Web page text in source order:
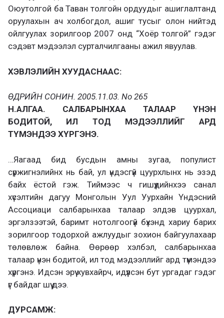
Оюутолгой ба Таван толгойн ордуудыг ашиглалтанд
оруулахын ач холбогдол, ашиг тусыг олон нийтэд
ойлгуулах зорилгоор 2007 онд “Хоёр толгой” гэдэг
сэдэвт мэдээлэл сурталчилгааны ажил явуулав.
ХЭВЛЭЛИЙН ХУУДАСНААС:
ӨДРИЙН СОНИН. 2005.11.03. No 265
Н.АЛГАА. САЛБАРЫНХАА ТАЛААР ҮНЭН
БОДИТОЙ, ИЛ ТОД МЭДЭЭЛЛИЙГ АРД
ТҮМЭНДЭЭ ХҮРГЭНЭ.
…Яагаад бид бусдын амны зугаа, популист
сүржигнэлийнх нь бай, ул үндэсгүй цуурхлынх нь эзэд
байх ёстой гэж. Тиймээс ч гишүүдийнхээ санал
хүсэлтийн дагуу Монголын Уул Уурхайн Үндэсний
Ассоциаци салбарынхаа талаар элдэв цуурхал,
эргэлзээтэй, баримт нотолгоогүй бүхэнд хариу барих
зорилгоор тодорхой ажлуудыг зохион байгуулахаар
төлөвлөж байна. Өөрөөр хэлбэл, салбарынхаа
талаар үнэн бодитой, ил тод мэдээллийг ард түмэндээ
хүргэнэ. Идсэн эрүү хувхайрч, идүүлсэн бут ургадаг гэдэг
үг байдаг шүү дээ.
ДУРСАМЖ: